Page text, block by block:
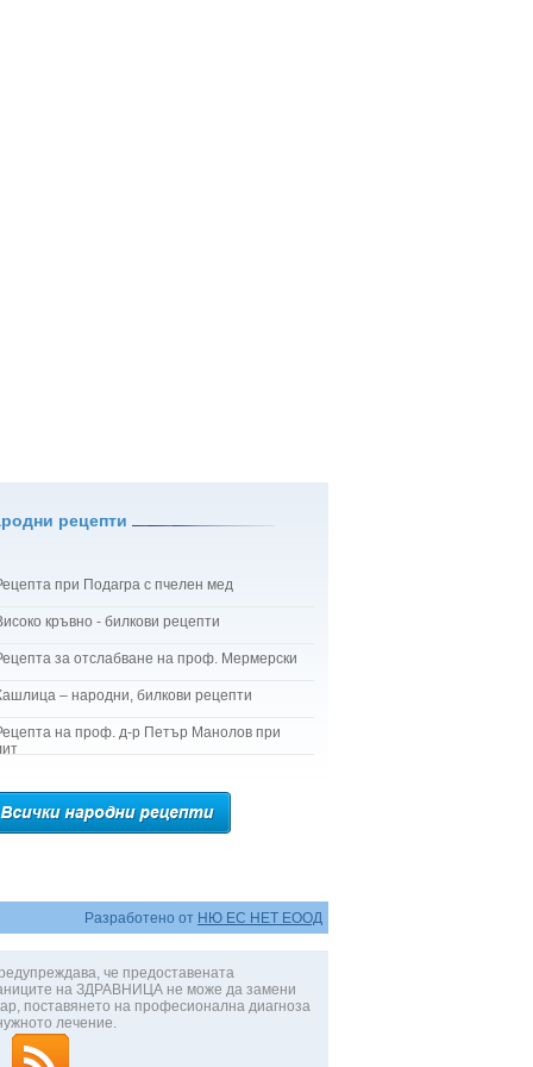
рецепти
при Подагра с пчелен мед
кръвно - билкови рецепти
за отслабване на проф. Мермерски
– народни, билкови рецепти
на проф. д-р Петър Манолов при
Разработено от НЮ ЕС НЕТ ЕООД
че предоставената
на ЗДРАВНИЦА не може да замени
поставянето на професионална диагноза
лечение.